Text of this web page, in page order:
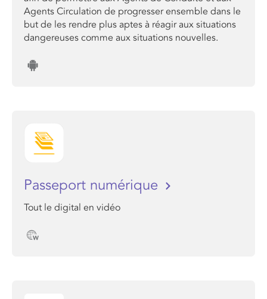
Agents Circulation de progresser ensemble dans le
but de les rendre plus aptes à réagir aux situations
dangereuses comme aux situations nouvelles.
Passeport numérique
Tout le digital en vidéo